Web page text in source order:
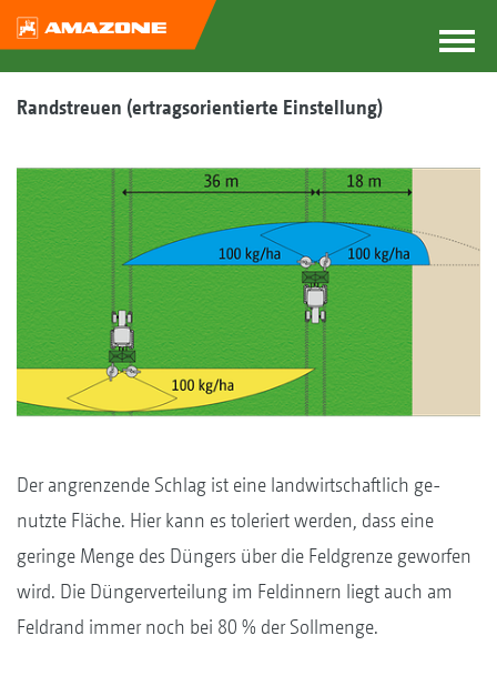
Randstreuen (ertragsorientierte Einstellung)
Der angrenzende Schlag ist eine landwirtschaftlich ge­
nutzte Fläche. Hier kann es toleriert werden, dass eine
geringe Menge des Düngers über die ­Feldgrenze geworfen
wird. Die Düngerverteilung im Feldinnern liegt auch am
Feldrand immer noch bei 80 % der ­Sollmenge.